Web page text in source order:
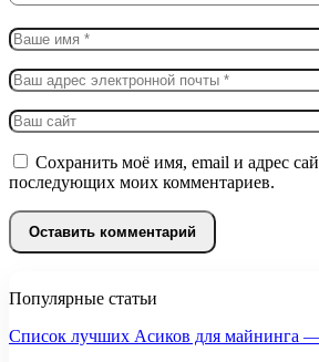
Сохранить моё имя, email и адрес
последующих моих комментариев.
Популярные статьи
Список лучших Асиков для майнинга